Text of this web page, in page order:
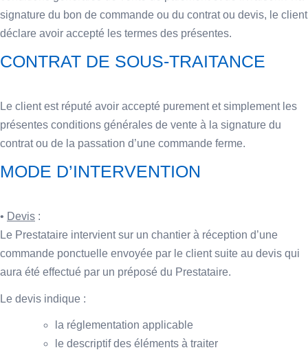
signature du bon de commande ou du contrat ou devis, le client
déclare avoir accepté les termes des présentes.
CONTRAT DE SOUS-TRAITANCE
Le client est réputé avoir accepté purement et simplement les
présentes conditions générales de vente à la signature du
contrat ou de la passation d’une commande ferme.
MODE D’INTERVENTION
• Devis :
Le Prestataire intervient sur un chantier à réception d’une
commande ponctuelle envoyée par le client suite au devis qui
aura été effectué par un préposé du Prestataire.
Le devis indique :
la réglementation applicable
le descriptif des éléments à traiter